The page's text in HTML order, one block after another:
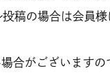
投稿の場合は会員
合がございますの